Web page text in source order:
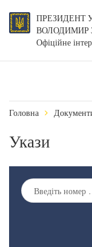
ПРЕЗИДЕНТ
ВОЛОДИМИР
Офіційне
Головна
Укази